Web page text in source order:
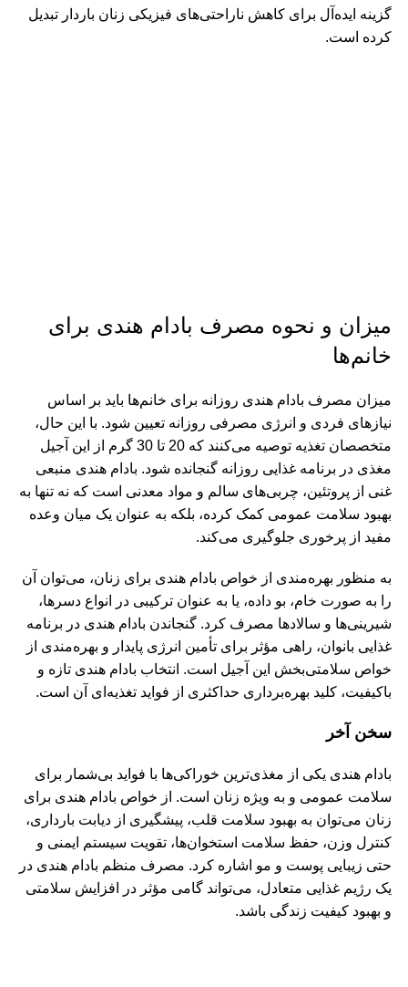
گزینه ایده‌آل برای کاهش ناراحتی‌های فیزیکی زنان باردار تبدیل
کرده است.
میزان و نحوه مصرف بادام هندی برای
خانم‌ها
میزان مصرف بادام هندی روزانه برای خانم‌ها باید بر اساس
نیازهای فردی و انرژی مصرفی روزانه تعیین شود. با این حال،
متخصصان تغذیه توصیه می‌کنند که 20 تا 30 گرم از این آجیل
مغذی در برنامه غذایی روزانه گنجانده شود. بادام هندی منبعی
غنی از پروتئین، چربی‌های سالم و مواد معدنی است که نه ‌تنها به
بهبود سلامت عمومی کمک کرده، بلکه به ‌عنوان یک میان ‌وعده
مفید از پرخوری جلوگیری می‌کند.
به منظور بهره‌مندی از خواص بادام هندی برای زنان، می‌توان آن
را به صورت خام، بو داده، یا به ‌عنوان ترکیبی در انواع دسرها،
شیرینی‌ها و سالادها مصرف کرد. گنجاندن بادام هندی در برنامه
غذایی بانوان، راهی مؤثر برای تأمین انرژی پایدار و بهره‌مندی از
خواص سلامتی‌بخش این آجیل است. انتخاب بادام هندی تازه و
باکیفیت، کلید بهره‌برداری حداکثری از فواید تغذیه‌ای آن است.
سخن آخر
بادام هندی یکی از مغذی‌ترین خوراکی‌ها با فواید بی‌شمار برای
سلامت عمومی و به ‌ویژه زنان است. از خواص بادام هندی برای
زنان می‌توان به بهبود سلامت قلب، پیشگیری از دیابت بارداری،
کنترل وزن، حفظ سلامت استخوان‌ها، تقویت سیستم ایمنی و
حتی زیبایی پوست و مو اشاره کرد. مصرف منظم بادام هندی در
یک رژیم غذایی متعادل، می‌تواند گامی مؤثر در افزایش سلامتی
و بهبود کیفیت زندگی باشد.